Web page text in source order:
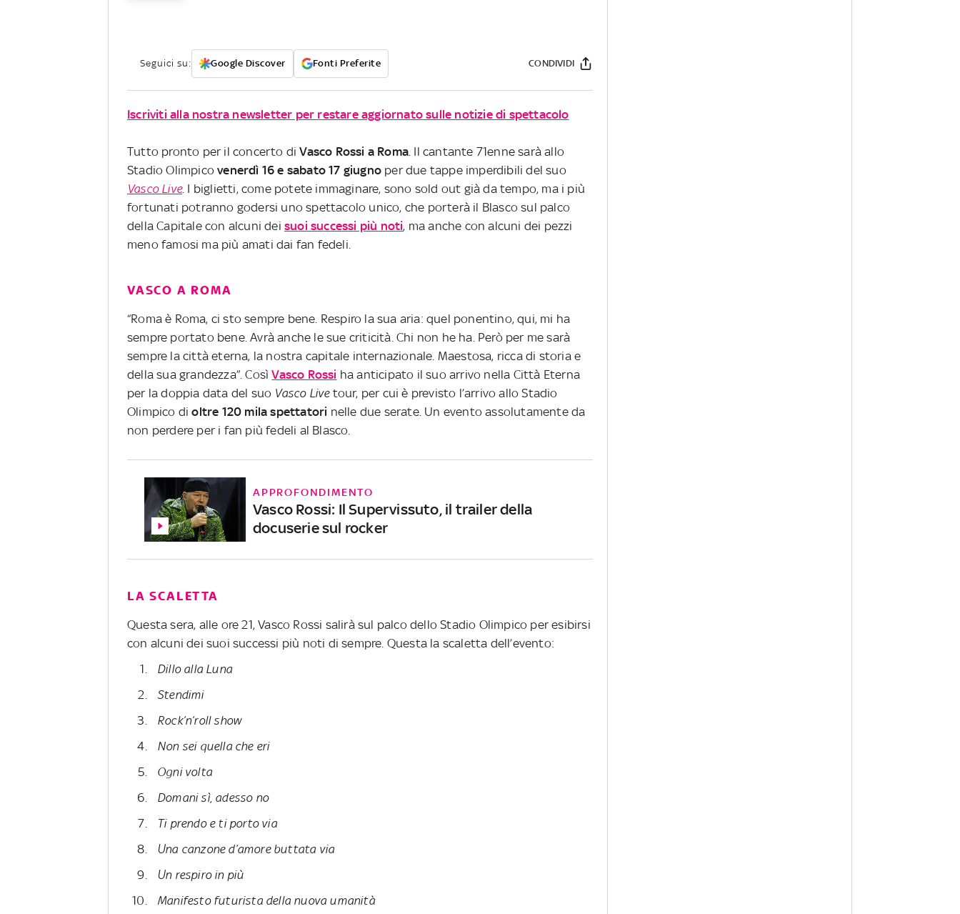
Seguici su: Google Discover Fonti Preferite CONDIVIDI
Iscriviti alla nostra newsletter per restare aggiornato sulle notizie di spettacolo
Tutto pronto per il concerto diVasco Rossi a Roma . Il cantante 71enne sarà allo
Stadio Olimpicovenerdì 16 e sabato 17 giugno per due tappe imperdibili del suo
Vasco Live. I biglietti, come potete immaginare, sono sold out già da tempo, ma i più
fortunati potranno godersi uno spettacolo unico, che porterà il Blasco sul palco
della Capitale con alcuni dei suoi successi più noti, ma anche con alcuni dei pezzi
meno famosi ma più amati dai fan fedeli.
VASCO A ROMA
“Roma è Roma, ci sto sempre bene. Respiro la sua aria: quel ponentino, qui, mi ha
sempre portato bene. Avrà anche le sue criticità. Chi non he ha. Però per me sarà
sempre la città eterna, la nostra capitale internazionale. Maestosa, ricca di storia e
della sua grandezza”. CosìVasco Rossi ha anticipato il suo arrivo nella Città Eterna
per la doppia data del suo Vasco Livetour, per cui è previsto l’arrivo allo Stadio
Olimpico dioltre 120 mila spettatori nelle due serate. Un evento assolutamente da
non perdere per i fan più fedeli al Blasco.
APPROFONDIMENTO
Vasco Rossi: Il Supervissuto, il trailer della
docuserie sul rocker
LA SCALETTA
Questa sera, alle ore 21, Vasco Rossi salirà sul palco dello Stadio Olimpico per esibirsi
con alcuni dei suoi successi più noti di sempre. Questa la scaletta dell’evento:
Dillo alla Luna
Stendimi
Rock’n’roll show
Non sei quella che eri
Ogni volta
Domani sì, adesso no
Ti prendo e ti porto via
Una canzone d’amore buttata via
Un respiro in più
Manifesto futurista della nuova umanità